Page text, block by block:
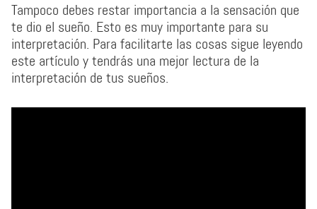
Tampoco debes restar importancia a la sensación que
te dio el sueño. Esto es muy importante para su
interpretación. Para facilitarte las cosas sigue leyendo
este artículo y tendrás una mejor lectura de la
interpretación de tus sueños.